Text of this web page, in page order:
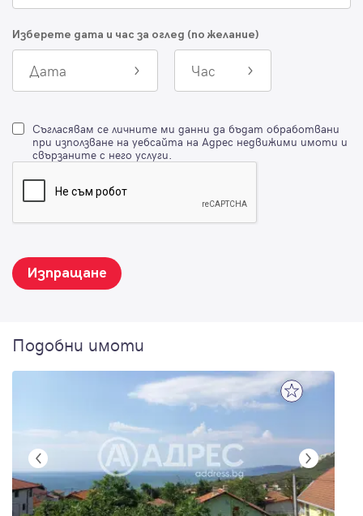
Изберете дата и час за оглед (по желание)
Дата Час
Съгласявам се личните ми данни да бъдат обработвани
при използване на уебсайта на Адрес недвижими имоти и
свързаните с него услуги.
Изпращане
Подобни имоти